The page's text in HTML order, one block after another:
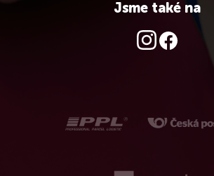
Jsme také na